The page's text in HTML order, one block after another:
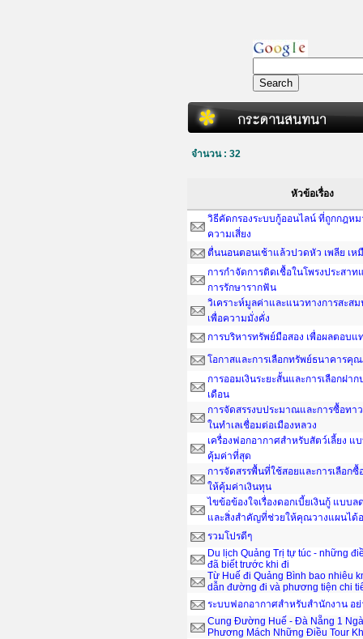
จำนวน : 32
หัวข้อเรื่อง
วิธีคัดกรองระบบกู้ออนไลน์ ที่ถูกกฎหม
ความเสี่ยง
ตื่นนอนตอนเช้าแล้วปวดหัว เพลีย เห
การกำจัดการติดเชื้อในโพรงประสา
การรักษารากฟัน
วิเคราะห์มูลค่าและแนวทางการสะส
เพื่อความมั่งคั่ง
การบริหารทรัพย์มือสอง เพื่อผลตอบแ
โอกาสและการเลือกทรัพย์ธนาคารคุ
การออมเงินระยะสั้นและการเลือกฝาก
เดือน
การจัดสรรงบประมาณและการซื้อทา
ในทำเลเชื่อมต่อเมืองหลวง
เครื่องฟอกอากาศสำหรับสัตว์เลี้ยง แ
คุ้มค่าที่สุด
การจัดสรรพื้นที่ใช้สอยและการเลือก
ให้คุ้มค่าเงินทุน
ไขข้อข้องใจเรื่องดอกเบี้ยเงินกู้ แบบ
และสิ่งสำคัญที่ช่วยให้คุณวางแผนได้
รวมโปรดีๆ
Du lịch Quảng Trị tự túc - những
đã biết trước khi đi
Từ Huế đi Quảng Bình bao nhiêu
dẫn đường đi và phương tiện chi
ระบบฟอกอากาศสำหรับสำนักงาน อ
Cung Đường Huế - Đà Nẵng 1
Phương Mách Những Điều Tour